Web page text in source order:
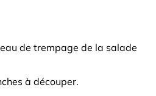
de trempage de la salade
à découper.